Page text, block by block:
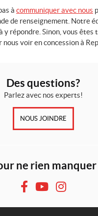
à communiquer avec nous
de renseignement. Notre
y répondre. Sinon, vous êtes
nous voir en concession à
Des questions?
Parlez avec nos experts!
NOUS JOINDRE
ne rien manquer
F
Y
I